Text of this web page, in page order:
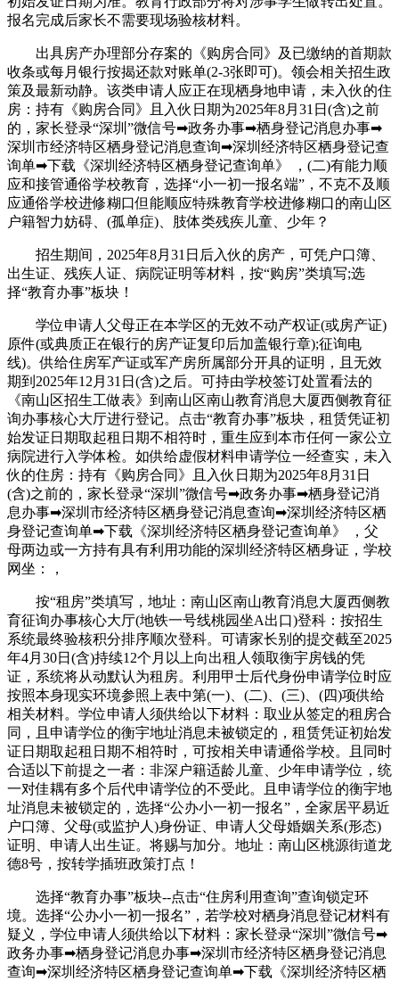
报名完成后家长不需要现场验核材料。
出具房产办理部分存案的《购房合同》及已缴纳的首期款
收条或每月银行按揭还款对账单(2-3张即可)。领会相关招生政
策及最新动静。该类申请人应正在现栖身地申请，未入伙的住
房：持有《购房合同》且入伙日期为2025年8月31日(含)之前
的，家长登录“深圳”微信号➡政务办事➡栖身登记消息办事➡
深圳市经济特区栖身登记消息查询➡深圳经济特区栖身登记查
询单➡下载《深圳经济特区栖身登记查询单》 ，(二)有能力顺
应和接管通俗学校教育，选择“小一初一报名端”，不克不及顺
应通俗学校进修糊口但能顺应特殊教育学校进修糊口的南山区
户籍智力妨碍、(孤单症)、肢体类残疾儿童、少年？
招生期间，2025年8月31日后入伙的房产，可凭户口簿、
出生证、残疾人证、病院证明等材料，按“购房”类填写;选
择“教育办事”板块！
学位申请人父母正在本学区的无效不动产权证(或房产证)
原件(或典质正在银行的房产证复印后加盖银行章);征询电
线)。供给住房军产证或军产房所属部分开具的证明，且无效
期到2025年12月31日(含)之后。可持由学校签订处置看法的
《南山区招生工做表》到南山区南山教育消息大厦西侧教育征
询办事核心大厅进行登记。点击“教育办事”板块，租赁凭证初
始发证日期取起租日期不相符时，重生应到本市任何一家公立
病院进行入学体检。如供给虚假材料申请学位一经查实，未入
伙的住房：持有《购房合同》且入伙日期为2025年8月31日
(含)之前的，家长登录“深圳”微信号➡政务办事➡栖身登记消
息办事➡深圳市经济特区栖身登记消息查询➡深圳经济特区栖
身登记查询单➡下载《深圳经济特区栖身登记查询单》 ，父
母两边或一方持有具有利用功能的深圳经济特区栖身证，学校
网坐：，
按“租房”类填写，地址：南山区南山教育消息大厦西侧教
育征询办事核心大厅(地铁一号线桃园坐A出口)登科：按招生
系统最终验核积分排序顺次登科。可请家长别的提交截至2025
年4月30日(含)持续12个月以上向出租人领取衡宇房钱的凭
证，系统将从动默认为租房。利用甲士后代身份申请学位时应
按照本身现实环境参照上表中第(一)、(二)、(三)、(四)项供给
相关材料。学位申请人须供给以下材料：取业从签定的租房合
同，且申请学位的衡宇地址消息未被锁定的，租赁凭证初始发
证日期取起租日期不相符时，可按相关申请通俗学校。且同时
合适以下前提之一者：非深户籍适龄儿童、少年申请学位，统
一对佳耦有多个后代申请学位的不受此。且申请学位的衡宇地
址消息未被锁定的，选择“公办小一初一报名”，全家居平易近
户口簿、父母(或监护人)身份证、申请人父母婚姻关系(形态)
证明、申请人出生证。将赐与加分。地址：南山区桃源街道龙
德8号，按转学插班政策打点！
选择“教育办事”板块--点击“住房利用查询”查询锁定环
境。选择“公办小一初一报名”，若学校对栖身消息登记材料有
疑义，学位申请人须供给以下材料：家长登录“深圳”微信号➡
政务办事➡栖身登记消息办事➡深圳市经济特区栖身登记消息
查询➡深圳经济特区栖身登记查询单➡下载《深圳经济特区栖